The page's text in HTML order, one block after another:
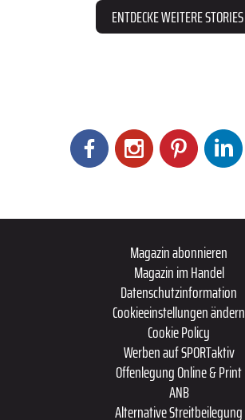
ENTDECKE WEITERE STORIES
Magazin abonnieren
Magazin im Handel
Datenschutzinformation
Cookieeinstellungen ändern
Cookie Policy
Werben auf SPORTaktiv
Offenlegung Online & Print
ANB
Alternative Streitbeilegung